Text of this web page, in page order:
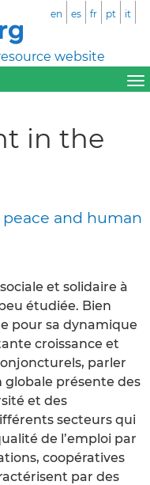
website
en es fr pt it
in the
peace and human
et solidaire à
étudiée. Bien
pour sa dynamique
croissance et
parler
globale présente des
et des
secteurs qui
de l’emploi par
coopératives
par des